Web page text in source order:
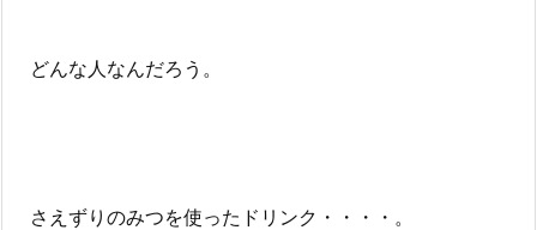
どんな人なんだろう。
さえずりのみつを使ったドリンク・・・・。